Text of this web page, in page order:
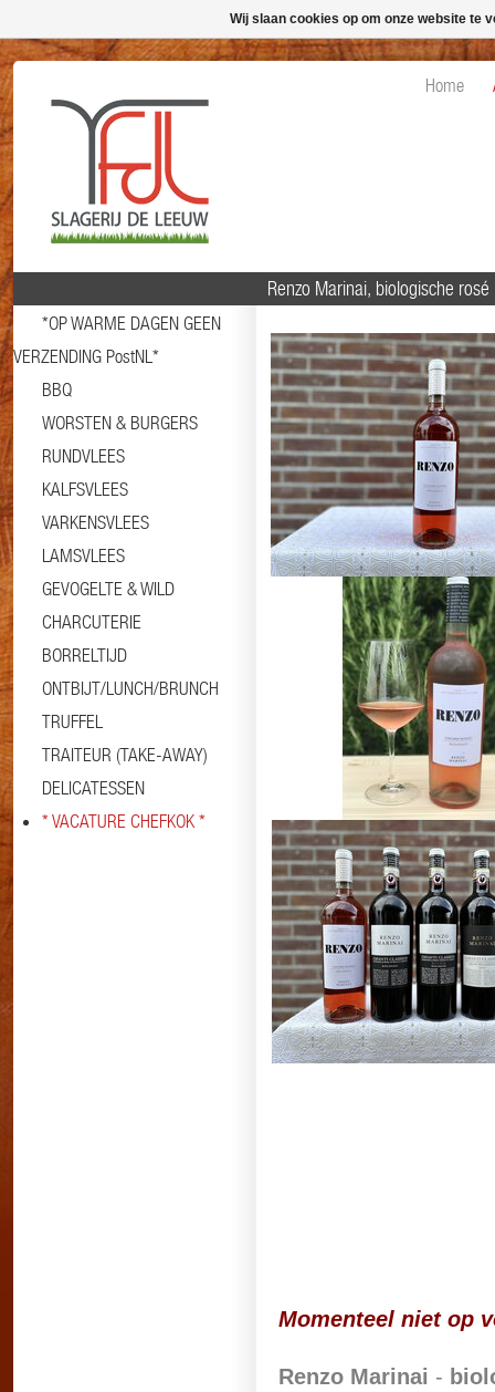
Home
*OP WARME DAGEN GEEN
VERZENDING PostNL*
BBQ
WORSTEN & BURGERS
RUNDVLEES
KALFSVLEES
VARKENSVLEES
LAMSVLEES
GEVOGELTE & WILD
CHARCUTERIE
BORRELTIJD
ONTBIJT/LUNCH/BRUNCH
TRUFFEL
TRAITEUR (TAKE-AWAY)
DELICATESSEN
* VACATURE CHEFKOK *
Renzo Marinai, biologische
Informatie Specificaties
Momenteel niet op
Renzo Marinai -
Wij slaan cookies op om onze website te